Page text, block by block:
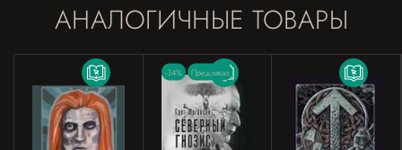
АНАЛОГИЧНЫЕ ТОВАРЫ
-34% Предзаказ